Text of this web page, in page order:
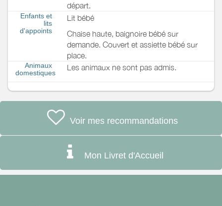
départ.
Enfants et
lits
d'appoints
Lit bébé
Chaise haute, baignoire bébé sur
demande. Couvert et assiette bébé sur
place.
Animaux
domestiques
Les animaux ne sont pas admis.
Voir mes recommandations
Mon Livret d'Accueil